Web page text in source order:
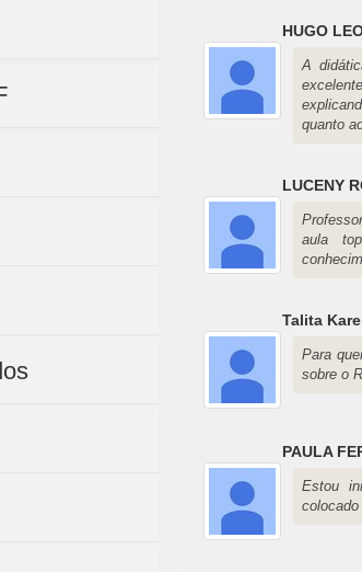
HUGO
A
quanto
LUCENY
aula
Talita
Para
sobre o
PAULA
Estou
colocado